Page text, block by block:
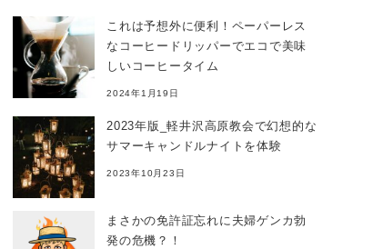
これは予想外に便利！ペーパーレス
なコーヒードリッパーでエコで美味
しいコーヒータイム
2024年1月19日
2023年版_軽井沢高原教会で幻想的な
サマーキャンドルナイトを体験
2023年10月23日
まさかの免許証忘れに夫婦ゲンカ勃
発の危機？！